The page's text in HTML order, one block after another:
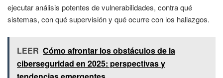
ejecutar análisis potentes de vulnerabilidades, contra qué
sistemas, con qué supervisión y qué ocurre con los hallazgos.
LEER Cómo afrontar los obstáculos de la
ciberseguridad en 2025: perspectivas y